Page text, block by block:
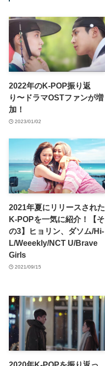
2022年のK-POP振り返
り〜ドラマOSTファンが増
加！
2023/01/02
2021年夏にリリースされた
K-POPを一気に紹介！【そ
の3】ヒョリン、ダソム/Hi-
L/Weeekly/NCT U/Brave
Girls
2021/09/15